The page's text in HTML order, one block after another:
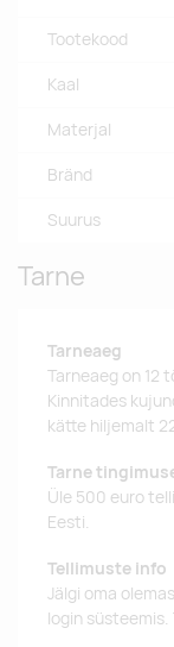
Tootekood
Kaal
Materjal
Bränd
Suurus
Tarne
Tarneaeg
Tarneaeg on 12
Kinnitades
kätte hiljemalt
Tarne
Üle 500 euro
Eesti.
Tellimuste info
Jälgi oma
login süsteemis.